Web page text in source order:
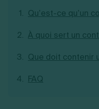
Création d'entreprise
Dépôt de bilan
Gestion de la trésorerie
Bilans et
Par besoin
Je suis autonome
Ouvrir sa société
Création d'entreprise
Création de micro-
Devenir auto
Création de SASU
Création de SAS
Qu’est-ce qu’un
À quoi sert un
Que doit contenir
FAQ